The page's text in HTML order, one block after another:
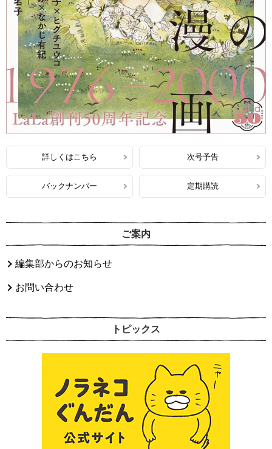
詳しくはこちら 次号予告
バックナンバー 定期購読
ご案内
編集部からのお知らせ
お問い合わせ
トピックス